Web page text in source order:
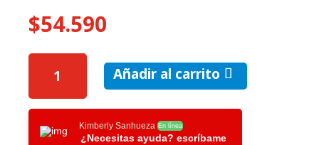
$54.590
ESMERIL
ANGULAR
4
1/2
DEWALT
Añadir al carrito
Kimberly Sanhueza En línea
¿Necesitas ayuda? escríbame